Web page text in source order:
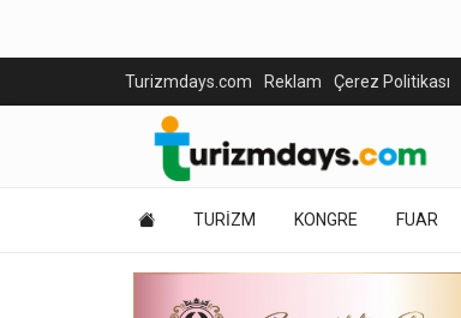
Turizmdays.com Reklam Çerez Politikası
TURİZM KONGRE FUAR